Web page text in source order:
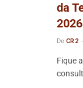
da
De CR2
Fique